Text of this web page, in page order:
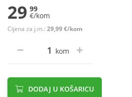
29 99
€/kom
Cijena za j.m.: 29,99 €/kom
kom
DODAJ U KOŠARICU